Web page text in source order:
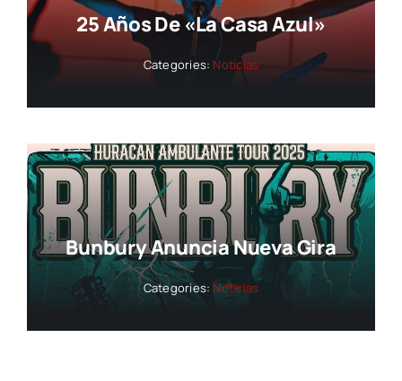
25 Años De «La Casa Azul»
Categories: Noticias
Bunbury Anuncia Nueva Gira
Categories: Noticias